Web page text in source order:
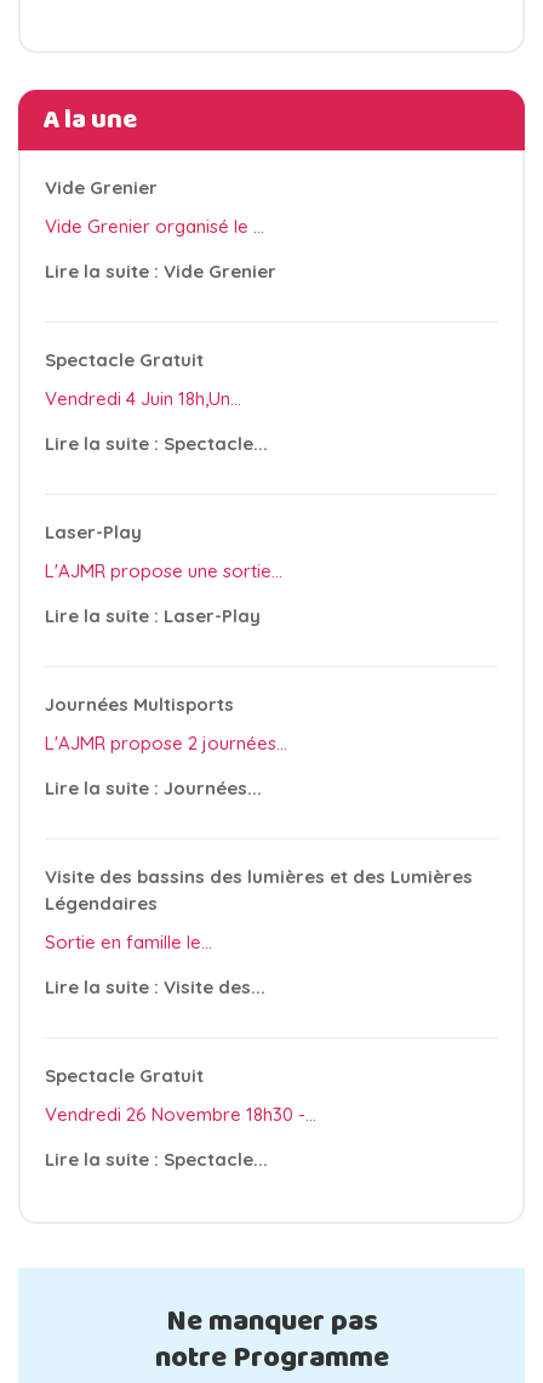
A la une
Vide Grenier
Vide Grenier organisé le ...
Lire la suite : Vide Grenier
Spectacle Gratuit
Vendredi 4 Juin 18h,Un...
Lire la suite : Spectacle...
Laser-Play
L'AJMR propose une sortie...
Lire la suite : Laser-Play
Journées Multisports
L'AJMR propose 2 journées...
Lire la suite : Journées...
Visite des bassins des lumières et des Lumières
Légendaires
Sortie en famille le...
Lire la suite : Visite des...
Spectacle Gratuit
Vendredi 26 Novembre 18h30 -...
Lire la suite : Spectacle...
Ne manquer pas
notre Programme